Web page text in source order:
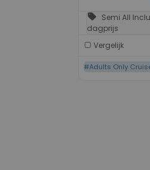
sell Semi All
dagprijs
Vergelijk
#Adults Only